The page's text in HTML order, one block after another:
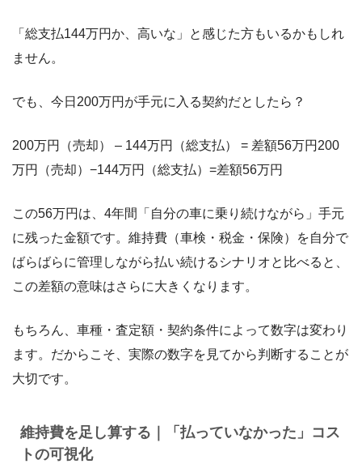
「総支払144万円か、高いな」と感じた方もいるかもしれ
ません。
でも、今日200万円が手元に入る契約だとしたら？
200万円（売却） – 144万円（総支払） = 差額56万円 200
万円（売却）−144万円（総支払）=差額56万円
この56万円は、4年間「自分の車に乗り続けながら」手元
に残った金額です。維持費（車検・税金・保険）を自分で
ばらばらに管理しながら払い続けるシナリオと比べると、
この差額の意味はさらに大きくなります。
もちろん、車種・査定額・契約条件によって数字は変わり
ます。だからこそ、実際の数字を見てから判断することが
大切です。
維持費を足し算する｜「払っていなかった」コス
トの可視化